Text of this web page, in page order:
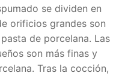
se dividen en
orificios grandes son
de porcelana. Las
son más finas y
Tras la cocción,